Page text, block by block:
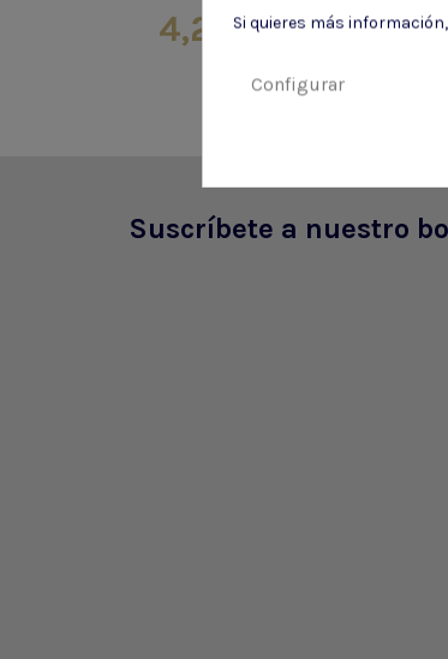
4,20 €
Suscríbete a nuestro
Si quieres más
Configurar